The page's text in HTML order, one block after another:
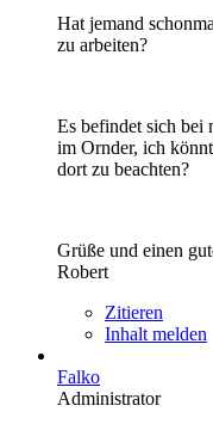
Hat jemand
zu arbeiten?
Es befindet sich
im Ornder, ich
dort zu beachten?
Grüße und einen
Robert
Zitieren
Inhalt melden
Falko
Administrator